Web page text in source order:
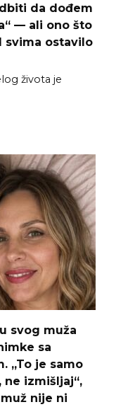
da dođem
— ali ono što
svima ostavilo
života je
svog muža
sa
„To je samo
ne izmišljaj“,
nije ni